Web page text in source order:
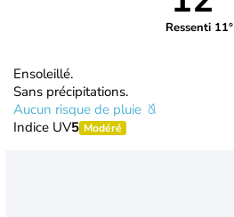
Ressenti 11°
Ensoleillé.
Sans précipitations.
Aucun risque de pluie
Indice UV5 Modéré